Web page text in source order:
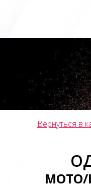
МОТО/
Вернуться в